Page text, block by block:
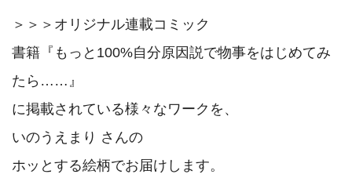
＞＞＞オリジナル連載コミック
書籍『もっと100%自分原因説で物事をはじめてみ
たら……』
に掲載されている様々なワークを、
いのうえまり さんの
ホッとする絵柄でお届けします。